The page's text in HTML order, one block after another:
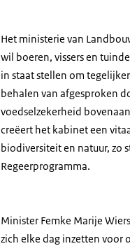
Het ministerie van
wil boeren, vissers en
in staat stellen om
behalen van afgesproken
voedselzekerheid
creëert het kabinet een
biodiversiteit en natuur, zo
Regeerprogramma.
Minister Femke Marije
zich elke dag inzetten voor